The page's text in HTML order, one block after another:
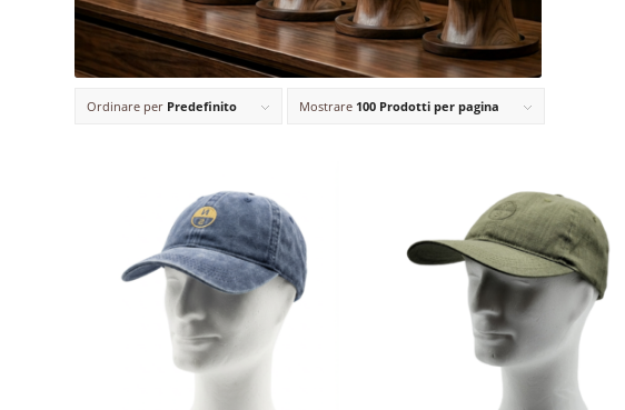
Ordinare per Predefinito Mostrare 100 Prodotti per pagina